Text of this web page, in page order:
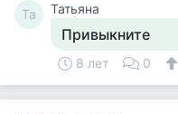
Та Татьяна
Привыкните
8 лет 0